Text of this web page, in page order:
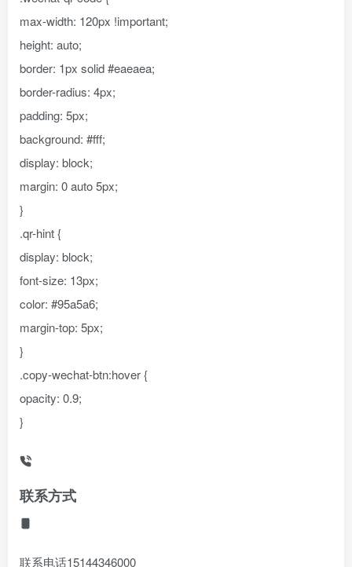
max-width: 120px !important;
height: auto;
border: 1px solid #eaeaea;
border-radius: 4px;
padding: 5px;
background: #fff;
display: block;
margin: 0 auto 5px;
}
.qr-hint {
display: block;
font-size: 13px;
color: #95a5a6;
margin-top: 5px;
}
.copy-wechat-btn:hover {
opacity: 0.9;
}
联系方式
联系电话15144346000